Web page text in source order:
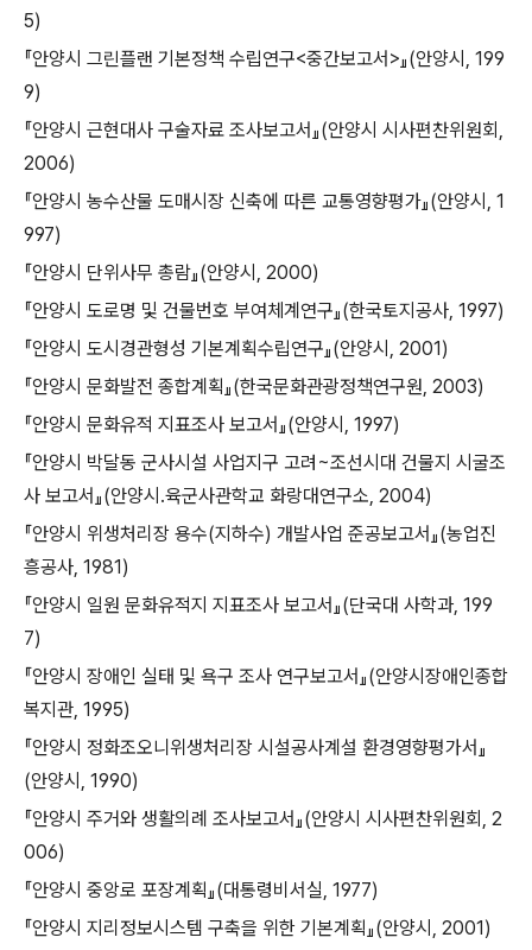
5)
『안양시 그린플랜 기본정책 수립연구<중간보고서>』(안양시, 199
9)
『안양시 근현대사 구술자료 조사보고서』(안양시 시사편찬위원회,
2006)
『안양시 농수산물 도매시장 신축에 따른 교통영향평가』(안양시, 1
997)
『안양시 단위사무 총람』(안양시, 2000)
『안양시 도로명 및 건물번호 부여체계연구』(한국토지공사, 1997)
『안양시 도시경관형성 기본계획수립연구』(안양시, 2001)
『안양시 문화발전 종합계획』(한국문화관광정책연구원, 2003)
『안양시 문화유적 지표조사 보고서』(안양시, 1997)
『안양시 박달동 군사시설 사업지구 고려~조선시대 건물지 시굴조
사 보고서』(안양시․육군사관학교 화랑대연구소, 2004)
『안양시 위생처리장 용수(지하수) 개발사업 준공보고서』(농업진
흥공사, 1981)
『안양시 일원 문화유적지 지표조사 보고서』(단국대 사학과, 199
7)
『안양시 장애인 실태 및 욕구 조사 연구보고서』(안양시장애인종합
복지관, 1995)
『안양시 정화조오니위생처리장 시설공사계설 환경영향평가서』
(안양시, 1990)
『안양시 주거와 생활의례 조사보고서』(안양시 시사편찬위원회, 2
006)
『안양시 중앙로 포장계획』(대통령비서실, 1977)
『안양시 지리정보시스템 구축을 위한 기본계획』(안양시, 2001)